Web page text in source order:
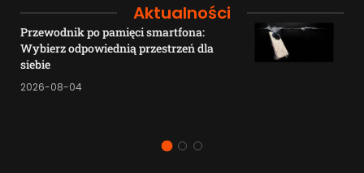
Aktualności
Przewodnik po pamięci smartfona:
Wybierz odpowiednią przestrzeń dla
siebie
2026-08-04